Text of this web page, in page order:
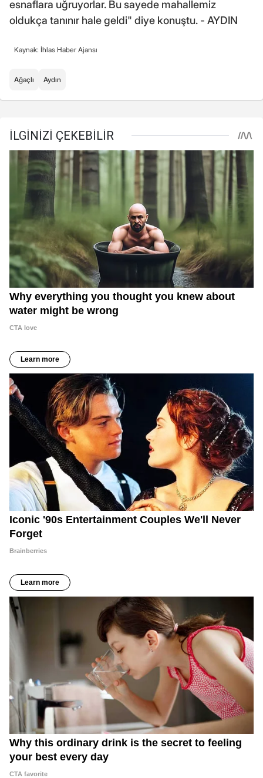
esnaflara uğruyorlar. Bu sayede mahallemiz
oldukça tanınır hale geldi" diye konuştu. - AYDIN
Kaynak: İhlas Haber Ajansı
Ağaçlı Aydın